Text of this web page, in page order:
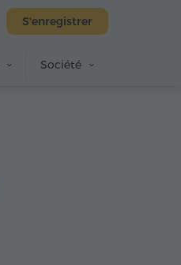
S'enregistrer
Société